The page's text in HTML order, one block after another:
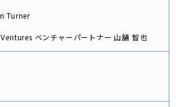
Turner
ベンチャーパートナー 山舗 智也